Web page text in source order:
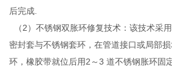
后完成.
（2）不锈钢双胀环修复技术：该技术采
密封套与不锈钢套环，在管道接口或局部
环，橡胶带就位后用2～3 道不锈钢胀环固